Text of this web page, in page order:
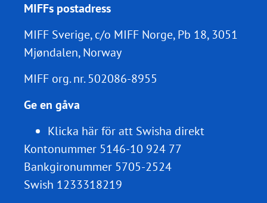
MIFFs postadress
MIFF Sverige, c/o MIFF Norge, Pb 18, 3051
Mjøndalen, Norway
MIFF org. nr.502086-8955
Ge en gåva
Klicka här för att Swisha direkt
Kontonummer 5146-10 924 77
Bankgironummer 5705-2524
Swish 1233318219